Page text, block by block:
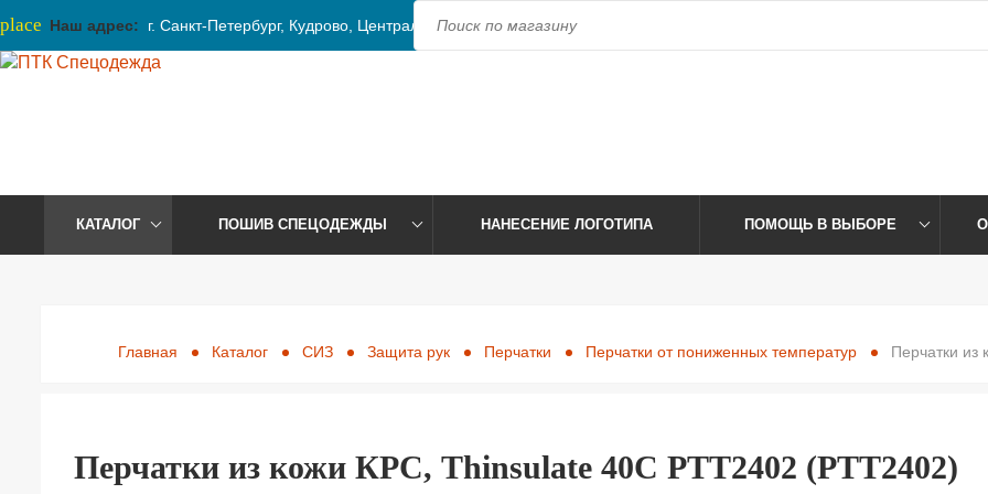
place Наш адрес: г. Санкт-Петербург, Кудрово, Центральная, 41 access_time
КАТАЛОГ ПОШИВ СПЕЦОДЕЖДЫ НАНЕСЕНИЕ ЛОГОТИПА ПОМОЩЬ В ВЫБОРЕ
Главная Каталог СИЗ Защита рук Перчатки Перчатки от пониженных температур Перчатки
Перчатки из кожи КРС, Thinsulate 40C РТТ2402 (РТТ2402)